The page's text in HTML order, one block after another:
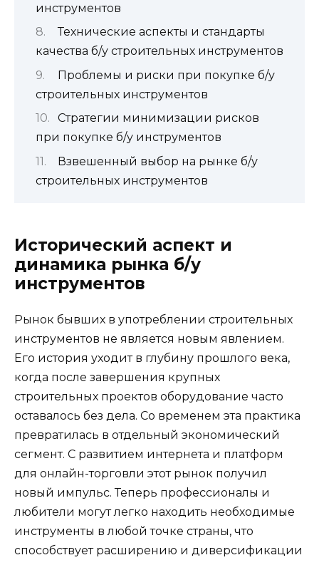
инструментов
Технические аспекты и стандарты
качества б/у строительных инструментов
Проблемы и риски при покупке б/у
строительных инструментов
Стратегии минимизации рисков
при покупке б/у инструментов
Взвешенный выбор на рынке б/у
строительных инструментов
Исторический аспект и
динамика рынка б/у
инструментов
Рынок бывших в употреблении строительных
инструментов не является новым явлением.
Его история уходит в глубину прошлого века,
когда после завершения крупных
строительных проектов оборудование часто
оставалось без дела. Со временем эта практика
превратилась в отдельный экономический
сегмент. С развитием интернета и платформ
для онлайн-торговли этот рынок получил
новый импульс. Теперь профессионалы и
любители могут легко находить необходимые
инструменты в любой точке страны, что
способствует расширению и диверсификации